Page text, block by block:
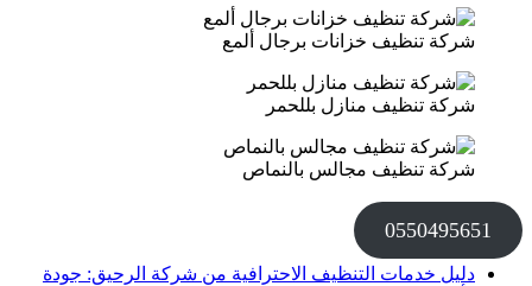
شركة تنظيف خزانات برجال ألمع
شركة تنظيف منازل بللحمر
شركة تنظيف مجالس بالنماص
0550495651
دليل خدمات التنظيف الاحترافية من شركة الرحيق: جودة